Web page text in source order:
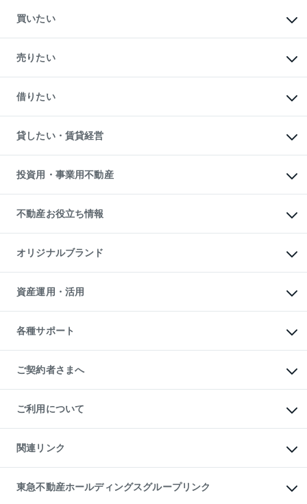
買いたい
新築・分譲マンションの購入
中古マンションの購入
一戸建ての購入
中古一戸建ての購入
不動産購入の流れ
注目キーワード物件特集
購入ガイド
English 繁体中文簡体中文
売りたい
一戸建ての売却・査定
土地の売却・査定
スピードAI査定
不動産査定について
不動産売却の流れ
不動産買換えの流れ
売却ガイド
借りたい
オフィス・店舗の賃貸
借りるときの流れ
借りるガイド
貸したい・賃貸経営
マンション賃料データ
賃貸管理プラン
リロケーションについて
貸すガイド
投資用・事業用不動産
事業用不動産
マンション投資
投資用マンション
アパート経営
収益物件
ビル購入（ビル一棟）
投資用不動産の売却査定
事業用不動産の売却査定
不動産お役立ち情報
マンションライブラリー
人気マンションランキング
暮らしに役立つ不動産メディア
不動産相場・不動産価格情報
不動産コラム・ニュース
不動産用語集
不動産なんでもネット相談室
住まいの税金
オリジナルブランド
一棟リノベーションマンション
L`GENTE（ルジェンテ）
区分リノベーションマンション
投資用一棟レジデンスWELL
不動産小口投資
LEGACIA（レガシア）
資産運用・活用
不動産M&A
アセットマネジメント・出資
各種サポート
相続サポート
リフォームサポート
ご契約者さまへ
ご紹介・再契約特典
入居者様専用-各種ご案内（賃貸）
東急こすもす会「こすもすWeb」
ご利用について
金融商品取引について
東急リバブル ソーシャルメディアポリシー
ご意見・お問い合わせ（金融商品取引専用の相談・お問い合わせ窓口）
ダイレクトメール（郵送物）・Eメールなどの送付停止について
関連リンク
これからご結婚される方に東急百貨店のブライダルクラブ
人材サービスのご用命は 東急リバブルスタッフ株式会社まで
東急不動産ホールディングスグループリンク